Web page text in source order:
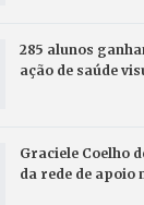
285 alunos
ação de saúde
Graciele Coelho
da rede de apoio